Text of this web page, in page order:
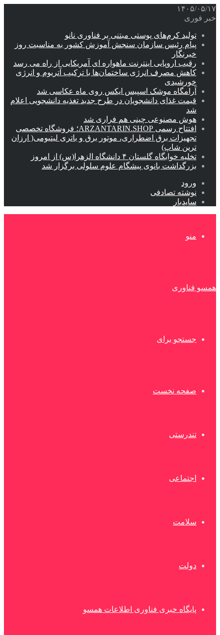
۱۴۰۵/۰۵/۱۷
خبر فوری
تولید کرم‌های پوستی مبتنی بر فناوری نانو
پیام رئیس سازمان سنجش آموزش کشور به مناسبت روز
خبرنگار
رقیب اروپایی اینترنت ماهواره ای آمریکایی از راه می رسد
کاهش مصرف انرژی ساختمان‌ها با ترکیب آتریوم و انرژی
خورشیدی
آرامگاه موشک اسپیس ایکس روی ماه عکاسی شد
قیمت غذای دانشجویان در طرح جدید تغذیه دانشجویی اعلام
شد
هوش مصنوعی چینی هم فراری شد
افتتاح رسمی ARZANTARIN.SHOP؛ فروشگاه تخصصی
تجهیزات برق اضطراری، موتور برق و باتری لیتیومی( ارزان
ترین شاپ)
تخلیه خوابگاه گلستان ۴ دانشگاه الزهرا(س) از امروز
بزرگداشت بانوی پیشگام علوم سلولی برگزار شد
ورود
نوشته تصادفی
سایدبار
منو
همسو فناوری
جستجو برای
صفحه نخست
تندرستی
اجتماعی
سلامت
دولت
پایگاه خبری فناوری اطلاعات همسو